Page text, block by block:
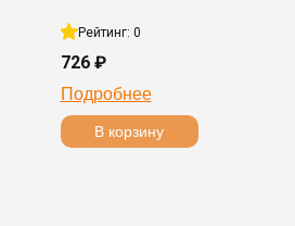
Рейтинг: 0
726 ₽
Подробнее
В корзину